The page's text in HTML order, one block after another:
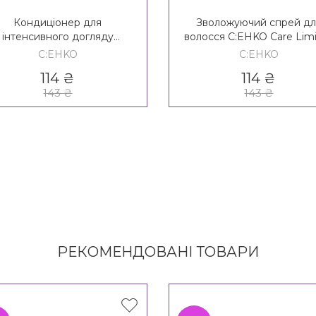
Кондиціонер для
інтенсивного догляду
Care Limited Edition
C:EHKO
114 ₴
143₴
Зволожуючий спрей
волосся C:EHKO Care
Edition Intense Care
C:EHKO
114 ₴
143₴
РЕКОМЕНДОВАНІ ТОВАРИ